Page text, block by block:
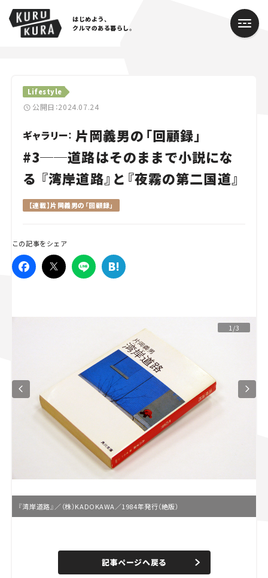
はじめよう、
クルマのある暮らし。
Lifestyle
公開日：2024.07.24
ギャラリー： 片岡義男の「回顧録」
#3──道路はそのままで小説にな
る 『湾岸道路』と『夜霧の第二国道』
【連載】片岡義男の「回顧録」
この記事をシェア
1/3
『湾岸道路』／（株）KADOKAWA／1984年発行（絶版）
n
e
d
記事ページへ戻る
Cars
Lifestyle
Traffic
Special
Campaign
人気のハッシュタグ